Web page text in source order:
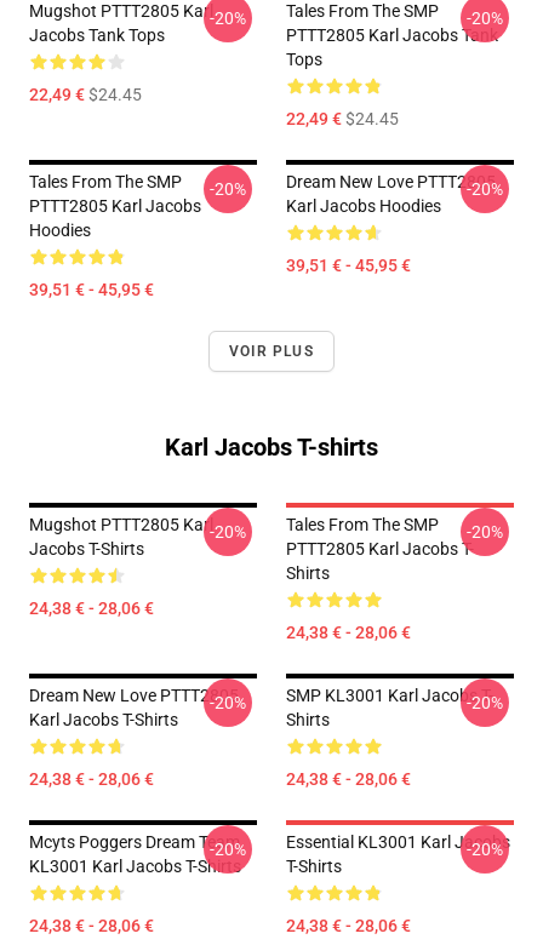
Mugshot PTTT2805 Karl
Jacobs Tank Tops
22,49 €$24.45
-20%
Tales From The SMP
PTTT2805 Karl Jacobs Tank
Tops
22,49 €$24.45
-20%
Tales From The SMP
PTTT2805 Karl Jacobs
Hoodies
39,51 € - 45,95 €
-20%
Dream New Love PTTT2805
Karl Jacobs Hoodies
39,51 € - 45,95 €
-20%
VOIR PLUS
Karl Jacobs T-shirts
Mugshot PTTT2805 Karl
Jacobs T-Shirts
24,38 € - 28,06 €
-20%
Tales From The SMP
PTTT2805 Karl Jacobs T-
Shirts
24,38 € - 28,06 €
-20%
Dream New Love PTTT2805
Karl Jacobs T-Shirts
24,38 € - 28,06 €
-20%
SMP KL3001 Karl Jacobs T-
Shirts
24,38 € - 28,06 €
-20%
Mcyts Poggers Dream Team
KL3001 Karl Jacobs T-Shirts
24,38 € - 28,06 €
-20%
Essential KL3001 Karl Jacobs
T-Shirts
24,38 € - 28,06 €
-20%